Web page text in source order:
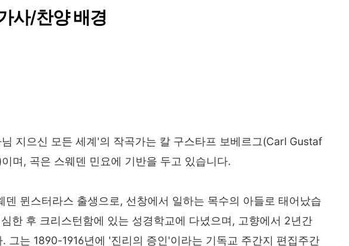
사/찬양 배경
지으신 모든 세계'의 작곡가는 칼 구스타프 보베르그(Carl Gustaf
며, 곡은 스웨덴 민요에 기반을 두고 있습니다.
덴 뮌스터라스 출생으로, 선창에서 일하는 목수의 아들로 태어났습
한 후 크리스턴함에 있는 성경학교에 다녔으며, 고향에서 2년간
그는 1890-1916년에 '진리의 증인'이라는 기독교 주간지 편집주간